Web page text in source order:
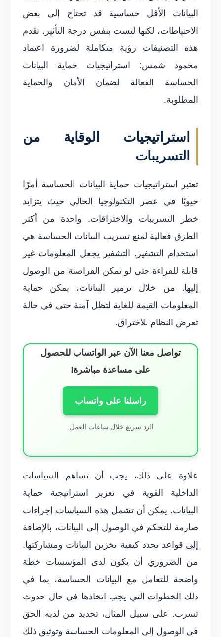
البيانات الأقل حساسية قد تحتاج إلى بعض
الاحتياطات، لكنها ليست بنفس درجة التأثير. تقدم
هذه التصنيفات رؤية متكاملة لضرورة اعتماد
محمود شمس: استراتيجيات حماية البيانات
الحساسة الفعالة لضمان الأمان والحماية
المطلوبة.
استراتيجيات الوقاية من
التسريبات
تعتبر استراتيجيات حماية البيانات الحساسة أمرًا
حيويًا في عصر التكنولوجيا الحالي حيث يتزايد
خطر التسريبات والاختراقات. واحدة من أكثر
الطرق فعالية لمنع تسريب البيانات الحساسة هي
استخدام التشفير. التشفير يجعل المعلومات غير
قابلة للقراءة حتى لو تمكن القراصنة من الوصول
إليها. من خلال ترميز البيانات، يمكن حماية
المعلومات القيمة للغاية لتظل آمنة حتى في حالة
تعرض النظام للاختراق.
تواصل معنا الآن عبر الواتساب للحصول
على مساعدة مباشرة!
راسلنا على واتساب
الرد سريع خلال ساعات العمل.
علاوة على ذلك، يجب أن تساهم السياسات
الداخلية القوية في تعزيز استراتيجية حماية
البيانات. يمكن أن تشمل هذه السياسات إجراءات
صارمة للتحكم في الوصول إلى البيانات، بالإضافة
إلى قواعد تحدد كيفية تخزين البيانات ومشاركتها.
من الضروري أن يكون لدى المؤسسات خطة
واضحة للتعامل مع البيانات الحساسة، بما في
ذلك الخطوات التي يجب اتخاذها في حال حدوث
تسرب. على سبيل المثال، تحديد من لديه الحق
في الوصول إلى المعلومات الحساسة وتوثيق ذلك